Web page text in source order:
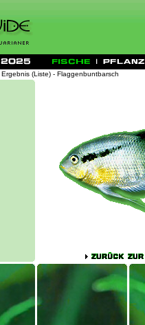
Ergebnis (Liste)- Flaggenbuntbarsch